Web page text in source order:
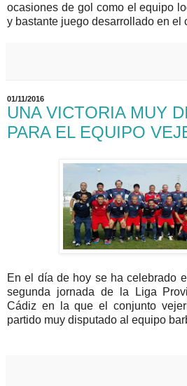
ocasiones de gol como el equipo
y bastante juego desarrollado en el
01/11/2016
UNA VICTORIA MUY
PARA EL EQUIPO
En el día de hoy se ha celebrado
segunda jornada de la Liga
Cádiz en la que el conjunto
partido muy disputado al equipo